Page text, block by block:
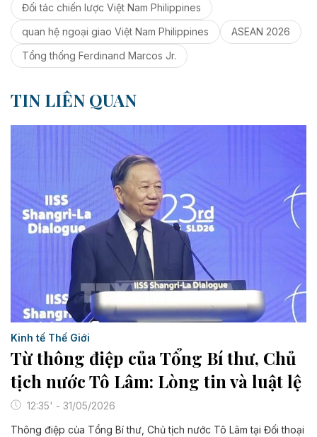
Đối tác chiến lược Việt Nam Philippines
quan hệ ngoại giao Việt Nam Philippines
ASEAN 2026
Tổng thống Ferdinand Marcos Jr.
TIN LIÊN QUAN
Kinh tế Thế Giới
Từ thông điệp của Tổng Bí thư, Chủ
tịch nước Tô Lâm: Lòng tin và luật lệ
12:35' - 31/05/2026
Thông điệp của Tổng Bí thư, Chủ tịch nước Tô Lâm tại Đối thoại